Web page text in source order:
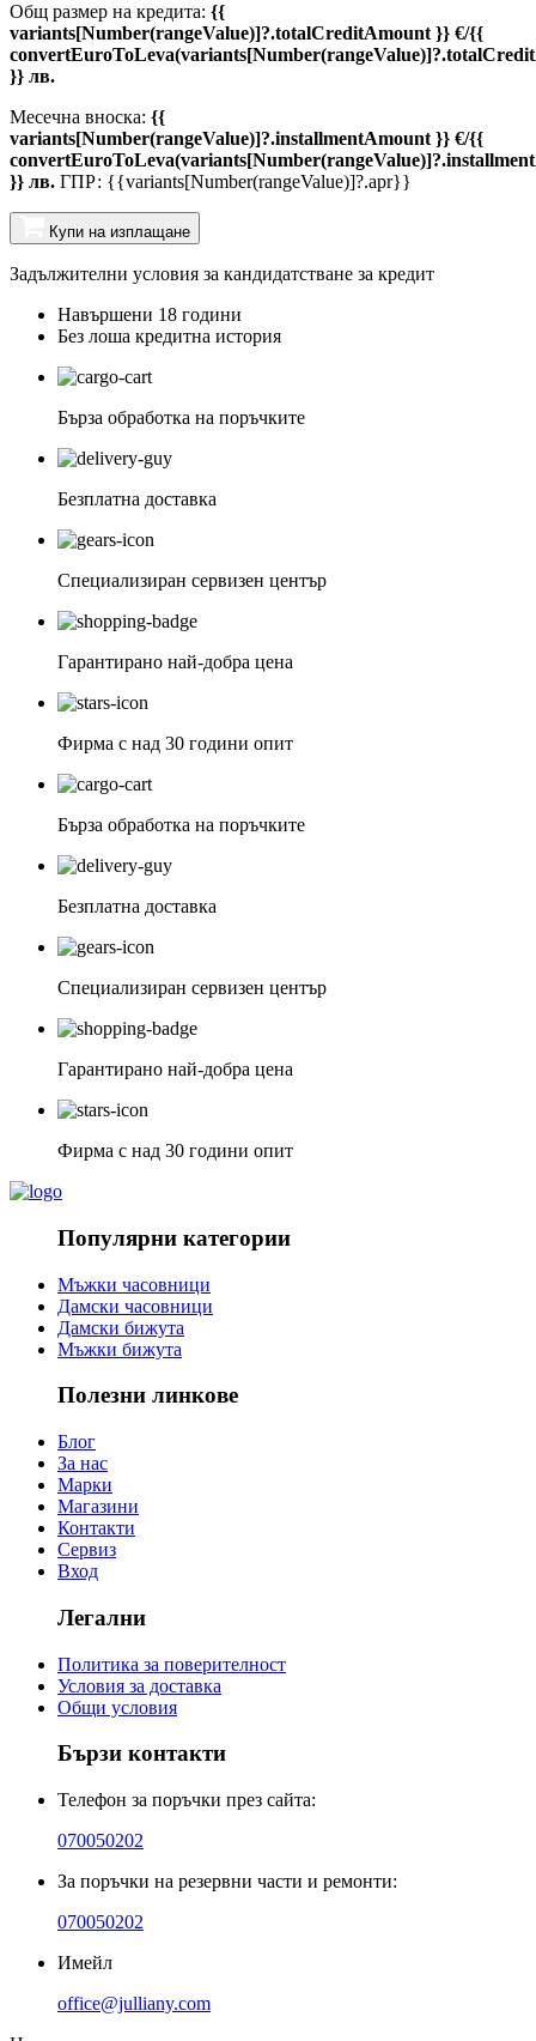
Общ размер на кредита: {{
variants[Number(rangeValue)]?.totalCreditAmount }} €/{{
}} лв.
Месечна вноска: {{
variants[Number(rangeValue)]?.installmentAmount }} €/{{
}} лв. ГПР: {{variants[Number(rangeValue)]?.apr}}
Купи на изплащане
Задължителни условия за кандидатстване за кредит
Навършени 18 години
Без лоша кредитна история
Бърза обработка на поръчките
Безплатна доставка
Специализиран сервизен център
Гарантирано най-добра цена
Фирма с над 30 години опит
Бърза обработка на поръчките
Безплатна доставка
Специализиран сервизен център
Гарантирано най-добра цена
Фирма с над 30 години опит
Популярни категории
Мъжки часовници
Дамски часовници
Дамски бижута
Мъжки бижута
Полезни линкове
Блог
За нас
Марки
Магазини
Контакти
Сервиз
Вход
Легални
Политика за поверителност
Условия за доставка
Общи условия
Бързи контакти
Телефон за поръчки през сайта:
070050202
За поръчки на резервни части и ремонти:
070050202
Имейл
office@julliany.com